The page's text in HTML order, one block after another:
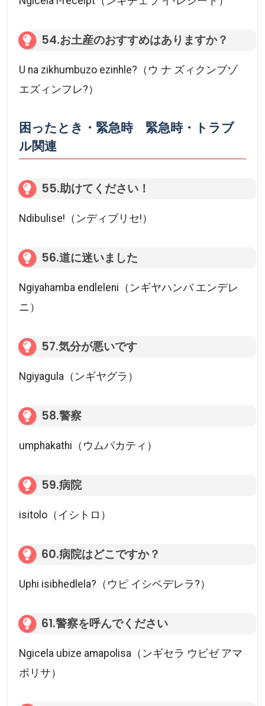
54.お土産のおすすめはありますか？
U na zikhumbuzo ezinhle?（ウ ナ ズィクンブゾ
エズィンフレ?）
困ったとき・緊急時 緊急時・トラブ
ル関連
55.助けてください！
Ndibulise!（ンディブリセ!）
56.道に迷いました
Ngiyahamba endleleni（ンギヤハンバ エンデレ
ニ）
57.気分が悪いです
Ngiyagula（ンギヤグラ）
58.警察
umphakathi（ウムパカティ）
59.病院
isitolo（イシトロ）
60.病院はどこですか？
Uphi isibhedlela?（ウピ イシベデレラ?）
61.警察を呼んでください
Ngicela ubize amapolisa（ンギセラ ウビゼ アマ
ポリサ）